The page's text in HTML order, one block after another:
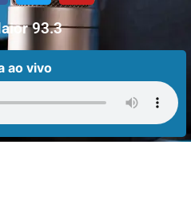
93.3
ao vivo